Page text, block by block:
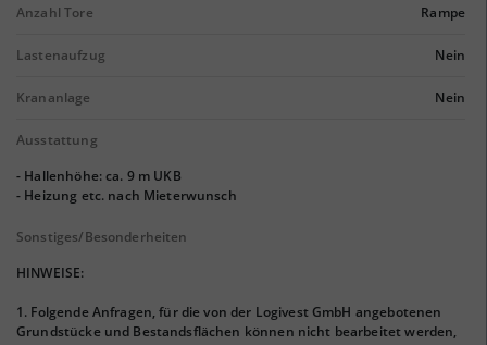
Anzahl Tore Rampe
Lastenaufzug Nein
Krananlage Nein
Ausstattung
- Hallenhöhe: ca. 9 m UKB
- Heizung etc. nach Mieterwunsch
Sonstiges/Besonderheiten
HINWEISE:
1. Folgende Anfragen, für die von der Logivest GmbH angebotenen
Grundstücke und Bestandsflächen können nicht bearbeitet werden,